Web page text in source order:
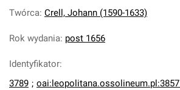
Twórca: Crell, Johann (1590-1633)
Rok wydania: post 1656
Identyfikator:
3789 ; oai:leopolitana.ossolineum.pl:3857